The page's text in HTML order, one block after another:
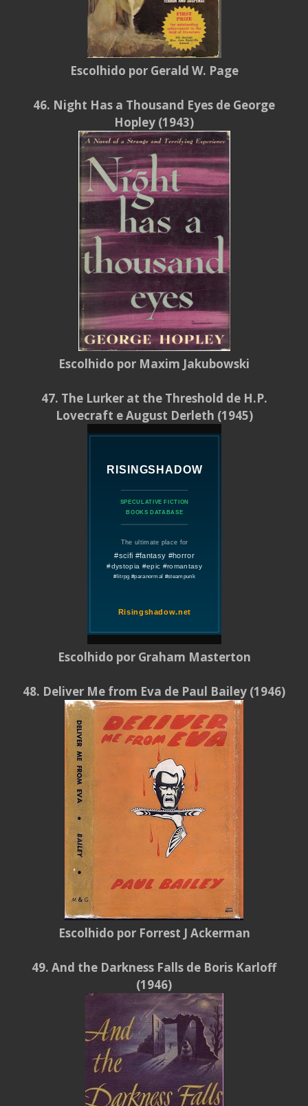
Escolhido por Gerald W. Page
46. Night Has a Thousand Eyes de George
Hopley (1943)
Escolhido por Maxim Jakubowski
47. The Lurker at the Threshold de H.P.
Lovecraft e August Derleth (1945)
Escolhido por Graham Masterton
48. Deliver Me from Eva de Paul Bailey (1946)
Escolhido por Forrest J Ackerman
49. And the Darkness Falls de Boris Karloff
(1946)